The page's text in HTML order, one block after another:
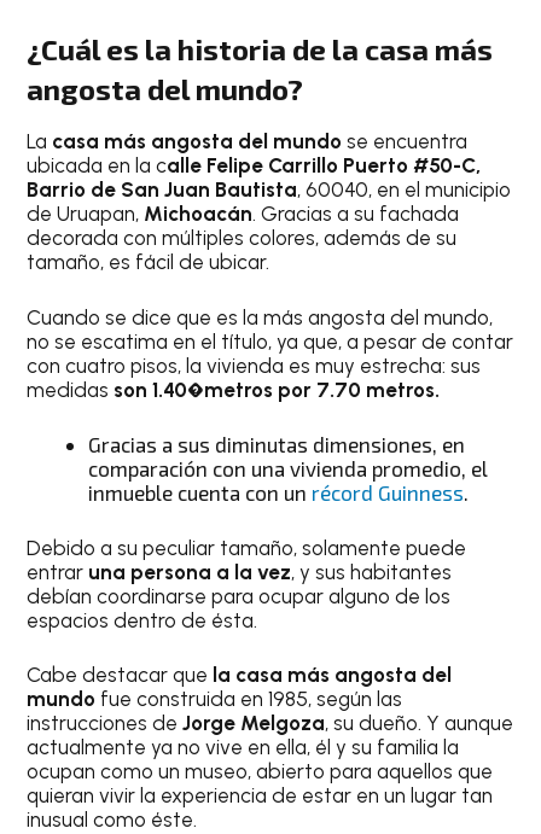
¿Cuál es la historia de la casa más
angosta del mundo?
La casa más angosta del mundo se encuentra
ubicada en la calle Felipe Carrillo Puerto #50-C,
Barrio de San Juan Bautista, 60040, en el municipio
de Uruapan, Michoacán. Gracias a su fachada
decorada con múltiples colores, además de su
tamaño, es fácil de ubicar.
Cuando se dice que es la más angosta del mundo,
no se escatima en el título, ya que, a pesar de contar
con cuatro pisos, la vivienda es muy estrecha: sus
medidas son 1.40�metros por 7.70 metros.
Gracias a sus diminutas dimensiones, en
comparación con una vivienda promedio, el
inmueble cuenta con un récord Guinness.
Debido a su peculiar tamaño, solamente puede
entrar una persona a la vez, y sus habitantes
debían coordinarse para ocupar alguno de los
espacios dentro de ésta.
Cabe destacar que la casa más angosta del
mundo fue construida en 1985, según las
instrucciones deJorge Melgoza, su dueño. Y aunque
actualmente ya no vive en ella, él y su familia la
ocupan como un museo, abierto para aquellos que
quieran vivir la experiencia de estar en un lugar tan
inusual como éste.